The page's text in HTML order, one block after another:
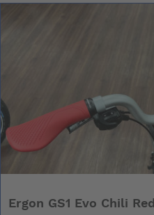
Ergon GS1 Evo Chili Red